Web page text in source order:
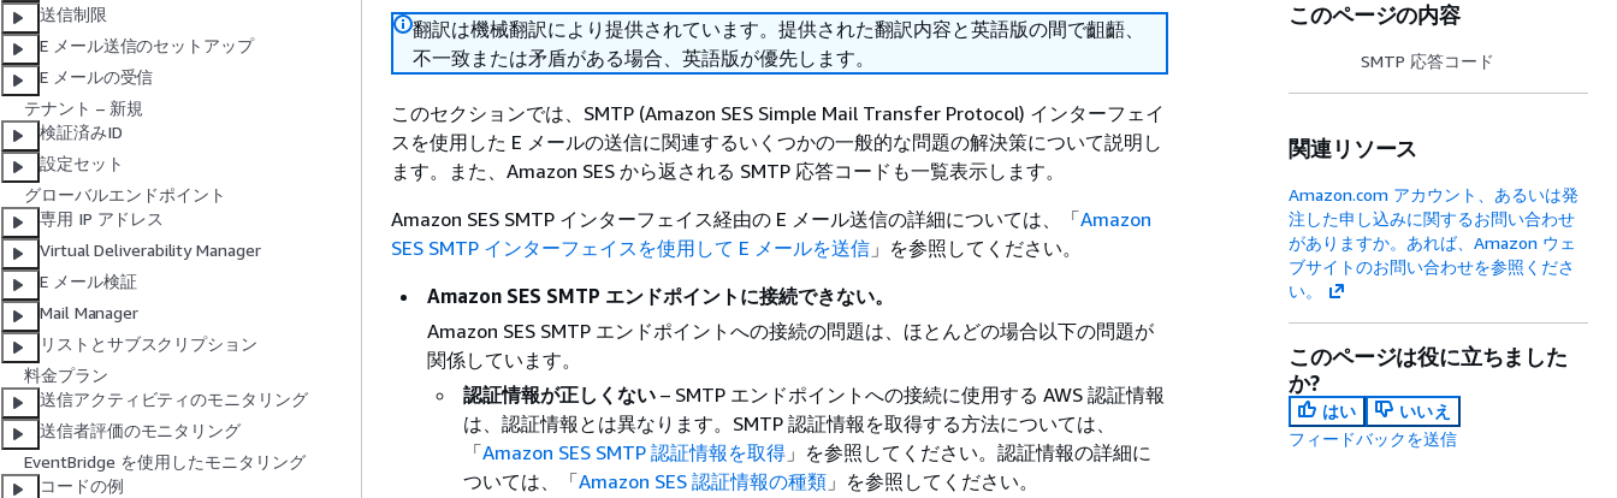
送信制限
E メール送信のセットアップ
E メールの受信
テナント – 新規
検証済みID
設定セット
グローバルエンドポイント
専用 IP アドレス
Virtual Deliverability Manager
E メール検証
Mail Manager
リストとサブスクリプション
料金プラン
送信アクティビティのモニタリング
送信者評価のモニタリング
EventBridge を使用したモニタリング
コードの例
翻訳は機械翻訳により提供されています。提供された翻訳内容と英語版の間で齟齬、
不一致または矛盾がある場合、英語版が優先します。
このセクションでは、SMTP (Amazon SES Simple Mail Transfer Protocol) インターフェイ
スを使用した E メールの送信に関連するいくつかの一般的な問題の解決策について説明し
ます。また、Amazon SES から返される SMTP 応答コードも一覧表示します。
Amazon SES SMTP インターフェイス経由の E メール送信の詳細については、「Amazon
SES SMTP インターフェイスを使用して E メールを送信 」を参照してください。
Amazon SES SMTP エンドポイントに接続できない。
Amazon SES SMTP エンドポイントへの接続の問題は、ほとんどの場合以下の問題が
関係しています。
認証情報が正しくない – SMTP エンドポイントへの接続に使用する AWS 認証情報
は、認証情報とは異なります。SMTP 認証情報を取得する方法については、
「Amazon SES SMTP 認証情報を取得 」を参照してください。認証情報の詳細に
ついては、「Amazon SES 認証情報の種類 」を参照してください。
このページの内容
SMTP 応答コード
関連リソース
Amazon.com アカウント、あるいは発
注した申し込みに関するお問い合わせ
がありますか。あれば、Amazon ウェ
ブサイトのお問い合わせを参照くださ
い。
このページは役に立ちました
か?
はい
いいえ
フィードバックを送信